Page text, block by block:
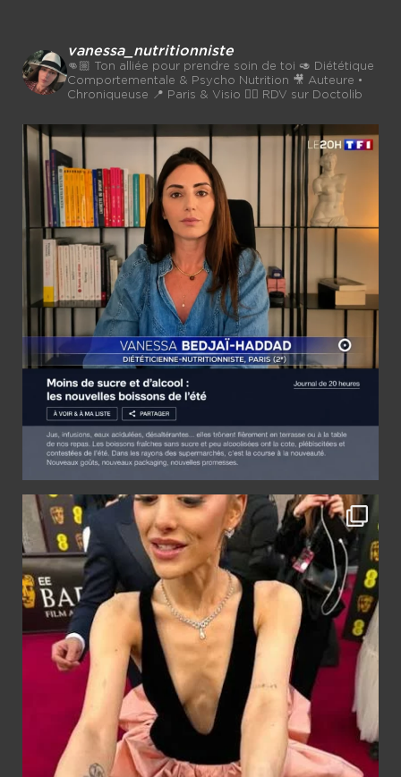
vanessa_nutritionniste
👊🏼 Ton alliée pour prendre soin de toi 🥑 Diététique
Comportementale & Psycho Nutrition 🎥 Auteure •
Chroniqueuse 📍 Paris & Visio 👉🏼 RDV sur Doctolib